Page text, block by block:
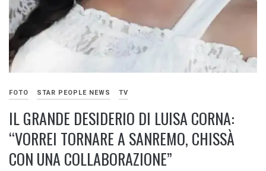
FOTO STAR PEOPLE NEWS TV
IL GRANDE DESIDERIO DI LUISA CORNA:
“VORREI TORNARE A SANREMO, CHISSÀ
CON UNA COLLABORAZIONE”